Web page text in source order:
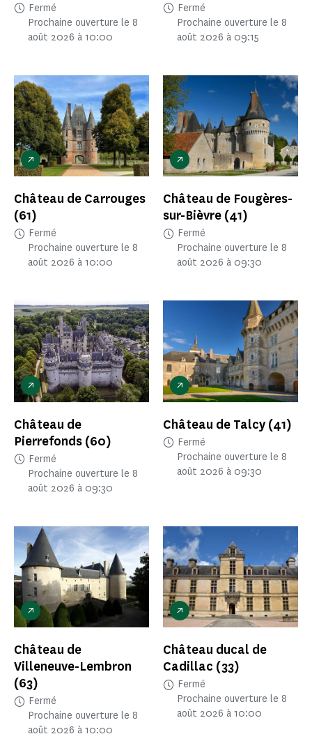
Fermé
Prochaine ouverture le 8
août 2026 à 10:00
Fermé
Prochaine ouverture le 8
août 2026 à 09:15
Château de Carrouges
(61)
Fermé
Prochaine ouverture le 8
août 2026 à 10:00
Château de Fougères-
sur-Bièvre (41)
Fermé
Prochaine ouverture le 8
août 2026 à 09:30
Château de
Pierrefonds (60)
Fermé
Prochaine ouverture le 8
août 2026 à 09:30
Château de Talcy(41)
Fermé
Prochaine ouverture le 8
août 2026 à 09:30
Château de
Villeneuve-Lembron
(63)
Fermé
Prochaine ouverture le 8
août 2026 à 10:00
Château ducal de
Cadillac (33)
Fermé
Prochaine ouverture le 8
août 2026 à 10:00